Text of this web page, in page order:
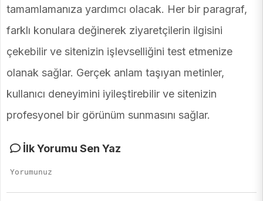
tamamlamanıza yardımcı olacak. Her bir paragraf,
farklı konulara değinerek ziyaretçilerin ilgisini
çekebilir ve sitenizin işlevselliğini test etmenize
olanak sağlar. Gerçek anlam taşıyan metinler,
kullanıcı deneyimini iyileştirebilir ve sitenizin
profesyonel bir görünüm sunmasını sağlar.
İlk Yorumu Sen Yaz